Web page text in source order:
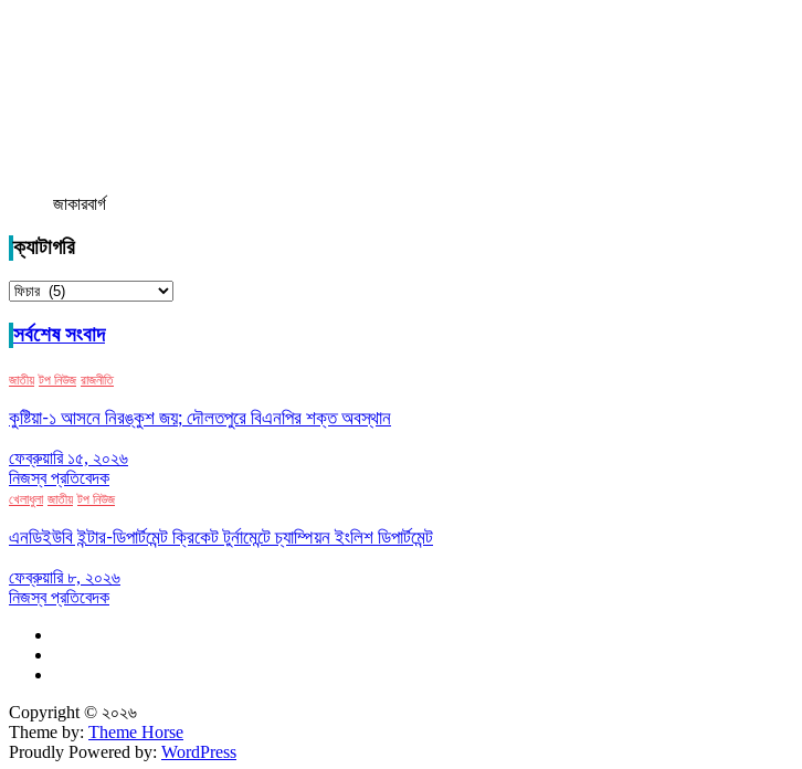
জাকারবার্গ
ক্যাটাগরি
ক্যাটাগরি
সর্বশেষ সংবাদ
জাতীয় টপ নিউজ রাজনীতি
কুষ্টিয়া-১ আসনে নিরঙ্কুশ জয়; দৌলতপুরে বিএনপির শক্ত অবস্থান
ফেব্রুয়ারি ১৫, ২০২৬
নিজস্ব প্রতিবেদক
খেলাধুলা জাতীয় টপ নিউজ
এনডিইউবি ইন্টার-ডিপার্টমেন্ট ক্রিকেট টুর্নামেন্টে চ্যাম্পিয়ন ইংলিশ ডিপার্টমেন্ট
ফেব্রুয়ারি ৮, ২০২৬
নিজস্ব প্রতিবেদক
Copyright © ২০২৬
Theme by: Theme Horse
Proudly Powered by: WordPress